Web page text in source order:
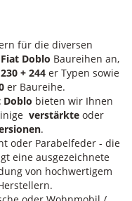
für die diversen
Fiat Doblo Baureihen an,
+ 244 er Typen sowie
er Baureihe.
Doblo bieten wir Ihnen
verstärkte oder
.
oder Parabelfeder - die
eine ausgezeichnete
von hochwertigem